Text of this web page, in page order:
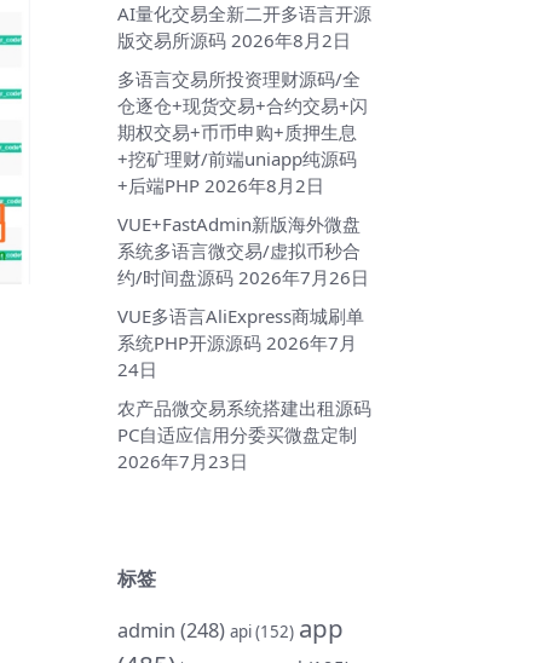
AI量化交易全新二开多语言开源
版交易所源码 2026年8月2日
多语言交易所投资理财源码/全
仓逐仓+现货交易+合约交易+闪
期权交易+币币申购+质押生息
+挖矿理财/前端uniapp纯源码
+后端PHP 2026年8月2日
VUE+FastAdmin新版海外微盘
系统多语言微交易/虚拟币秒合
约/时间盘源码 2026年7月26日
VUE多语言AliExpress商城刷单
系统PHP开源源码 2026年7月
24日
农产品微交易系统搭建出租源码
PC自适应信用分委买微盘定制
2026年7月23日
标签
admin (248) api(152) app